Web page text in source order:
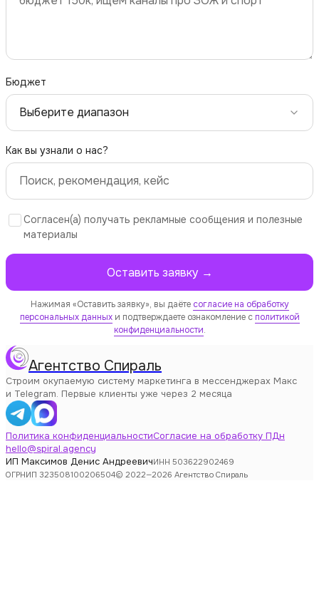
Бюджет
Как вы узнали о нас?
Согласен(а) получать рекламные сообщения и полезные
материалы
Оставить заявку →
Нажимая «Оставить заявку», вы даёте согласие на обработку
персональных данных и подтверждаете ознакомление с политикой
конфиденциальности.
Агентство Спираль
Строим окупаемую систему маркетинга в мессенджерах Макс
и Telegram. Первые клиенты уже через 2 месяца
Политика конфиденциальностиСогласие на обработку ПДн
hello@spiral.agency
ИП Максимов Денис АндреевичИНН 503622902469
ОГРНИП 323508100206504© 2022—2026 Агентство Спираль